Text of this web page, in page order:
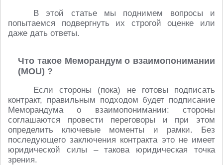
В этой статье мы поднимем вопросы и
попытаемся подвергнуть их строгой оценке или
даже дать ответы.
Что такое Меморандум о взаимопонимании
(MOU) ?
Если стороны (пока) не готовы подписать
контракт, правильным подходом будет подписание
Меморандума о взаимопонимании: стороны
соглашаются провести переговоры и при этом
определить ключевые моменты и рамки. Без
последующего заключения контракта это не имеет
юридической силы – такова юридическая точка
зрения.